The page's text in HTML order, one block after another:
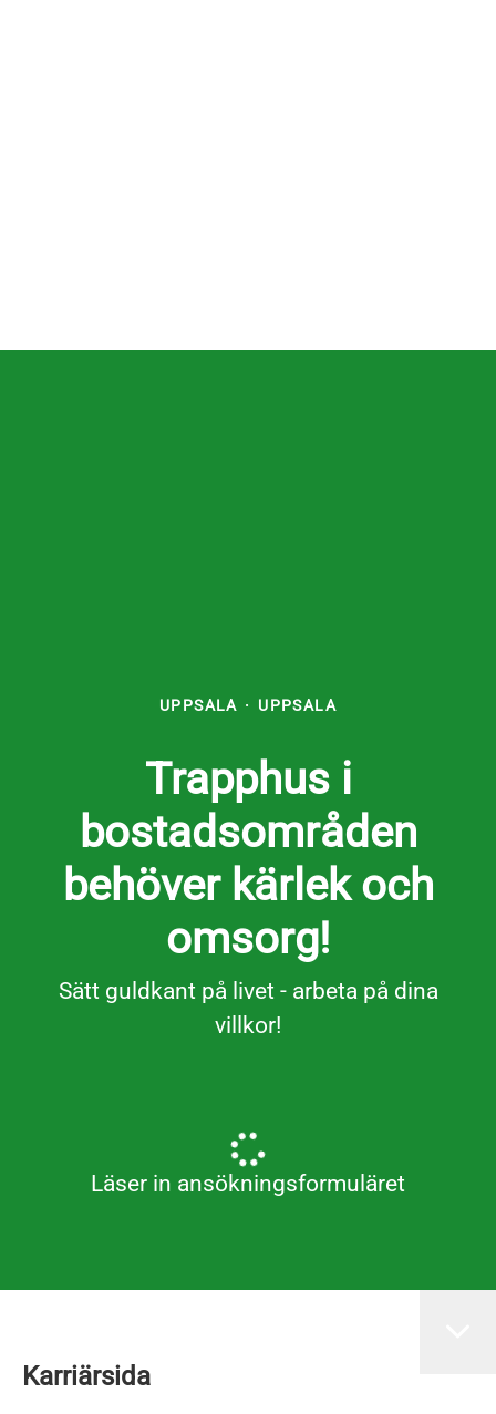
UPPSALA · UPPSALA
Trapphus i
bostadsområden
behöver kärlek och
omsorg!
Sätt guldkant på livet - arbeta på dina
villkor!
Läser in ansökningsformuläret
Karriärsida